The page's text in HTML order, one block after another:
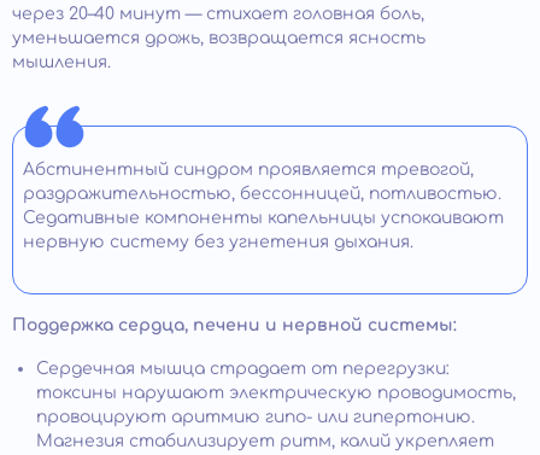
через 20–40 минут — стихает головная боль,
уменьшается дрожь, возвращается ясность
мышления.
Абстинентный синдром проявляется тревогой,
раздражительностью, бессонницей, потливостью.
Седативные компоненты капельницы успокаивают
нервную систему без угнетения дыхания.
Поддержка сердца, печени и нервной системы:
Сердечная мышца страдает от перегрузки:
токсины нарушают электрическую проводимость,
провоцируют аритмию гипо- или гипертонию.
Магнезия стабилизирует ритм, калий укрепляет